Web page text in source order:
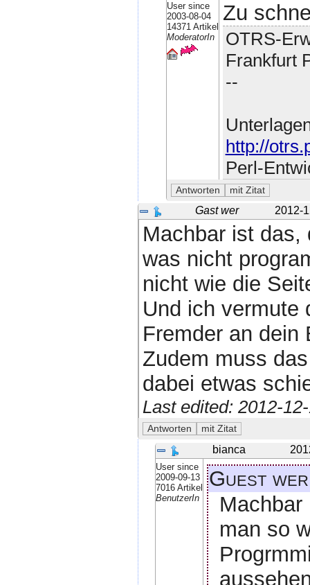
User since
2003-08-04
14371 Artikel
ModeratorIn
Zu
OTRS-
Frankfurt
--
http://
Perl-
Gast wer 2012-
Machbar ist das,
was nicht
nicht wie die
Und ich vermute
Fremder an dein
Zudem muss
dabei etwas
Last edited: 2012-
bianca
User since
2009-09-13
7016 Artikel
BenutzerIn
Guest wer
man so